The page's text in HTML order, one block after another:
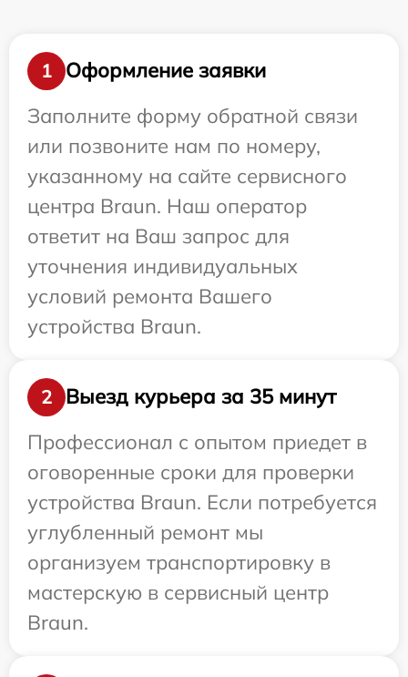
1
Оформление заявки
Заполните форму обратной связи
или позвоните нам по номеру,
указанному на сайте сервисного
центра Braun. Наш оператор
ответит на Ваш запрос для
уточнения индивидуальных
условий ремонта Вашего
устройства Braun.
2
Выезд курьера за 35 минут
Профессионал с опытом приедет в
оговоренные сроки для проверки
устройства Braun. Если потребуется
углубленный ремонт мы
организуем транспортировку в
мастерскую в сервисный центр
Braun.